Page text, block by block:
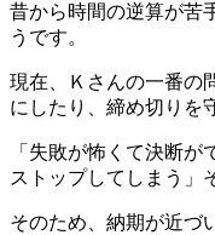
昔から時間の逆算が苦
うです。
現在、Ｋさんの一番の
にしたり、締め切りを
「失敗が怖くて決断
ストップしてしまう」
そのため、納期が近づ